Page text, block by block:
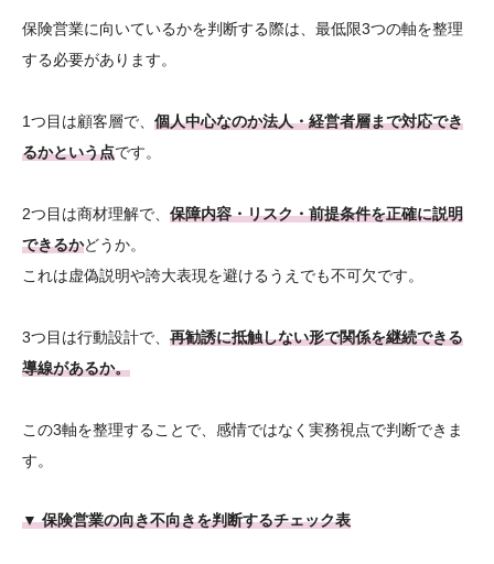
保険営業に向いているかを判断する際は、最低限3つの軸を整理
する必要があります。
1つ目は顧客層で、 個人中心なのか法人・経営者層まで対応でき
るかという点です。
2つ目は商材理解で、 保障内容・リスク・前提条件を正確に説明
できるかどうか。
これは虚偽説明や誇大表現を避けるうえでも不可欠です。
3つ目は行動設計で、 再勧誘に抵触しない形で関係を継続できる
導線があるか。
この3軸を整理することで、感情ではなく実務視点で判断できま
す。
▼ 保険営業の向き不向きを判断するチェック表